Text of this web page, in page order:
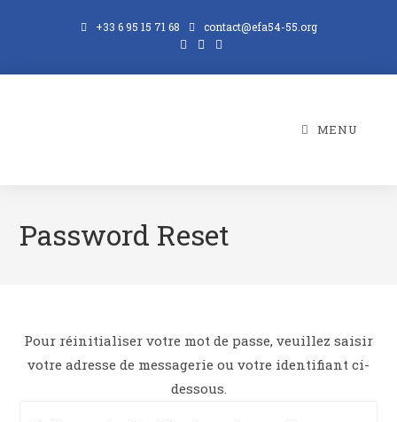
+33 6 95 15 71 68 contact@efa54-55.org
MENU
Password Reset
Pour réinitialiser votre mot de passe, veuillez saisir
votre adresse de messagerie ou votre identifiant ci-
dessous.